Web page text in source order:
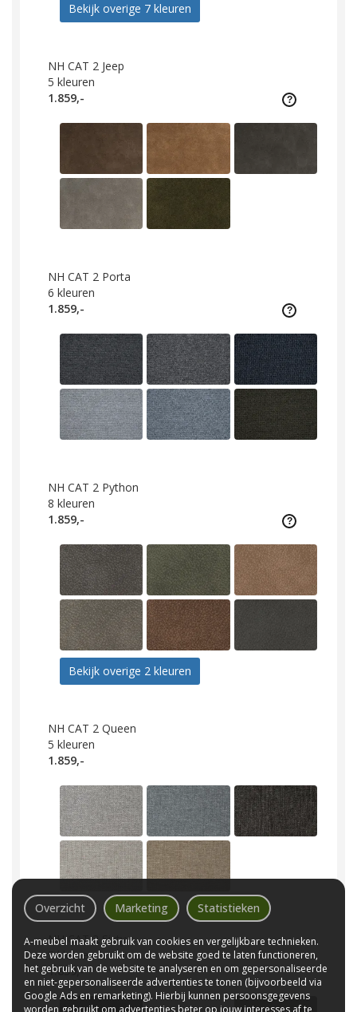
Bekijk overige 7 kleuren
NH CAT 2 Jeep
5 kleuren
1.859,-
NH CAT 2 Porta
6 kleuren
1.859,-
NH CAT 2 Python
8 kleuren
1.859,-
Bekijk overige 2 kleuren
NH CAT 2 Queen
5 kleuren
1.859,-
NH CAT 2 Sixty
5 kleuren
1.859,-
Overzicht Marketing Statistieken
A-meubel maakt gebruik van cookies en vergelijkbare technieken.
Deze worden gebruikt om de website goed te laten functioneren,
het gebruik van de website te analyseren en om gepersonaliseerde
en niet-gepersonaliseerde advertenties te tonen (bijvoorbeeld via
Google Ads en remarketing). Hierbij kunnen persoonsgegevens
worden gebruikt om advertenties beter op jouw interesses af te